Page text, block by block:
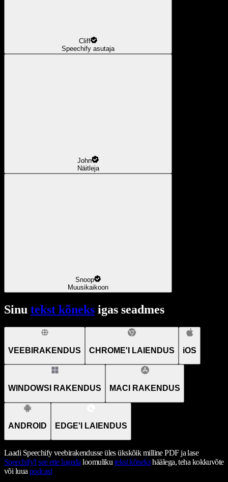
Cliff
Speechify asutaja
John
Näitleja
Snoop
Muusikaikoon
Sinu tekst kõneks igas seadmes
VEEBIRAKENDUS CHROME'I LAIENDUS iOS
WINDOWSI RAKENDUS MACI RAKENDUS
ANDROID EDGE'I LAIENDUS
Laadi Speechify veebirakendusse üles ükskõik milline PDF ja lase
Speechify'l see ette lugeda loomuliku tekst kõnekshäälega, teha kokkuvõte
või luua podcast